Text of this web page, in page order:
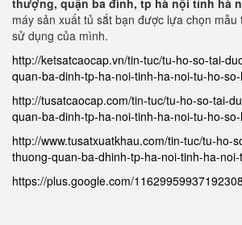
thượng, quận ba đình, tp hà nội tỉnh hà
máy sản xuất tủ sắt bạn được lựa chọn mẫu
sử dụng của mình.
http://ketsatcaocap.vn/tin-tuc/tu-ho-so-tai-
quan-ba-dinh-tp-ha-noi-tinh-ha-noi-tu-ho-so-
http://tusatcaocap.com/tin-tuc/tu-ho-so-tai-
quan-ba-dinh-tp-ha-noi-tinh-ha-noi-tu-ho-so-
http://www.tusatxuatkhau.com/tin-tuc/tu-ho-
thuong-quan-ba-dhinh-tp-ha-noi-tinh-ha-
https://plus.google.com/